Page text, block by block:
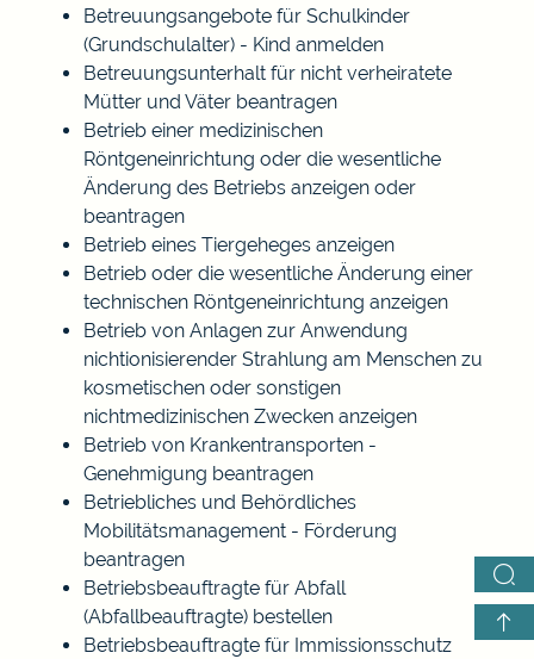
Betreuungsangebote für Schulkinder
(Grundschulalter) - Kind anmelden
Betreuungsunterhalt für nicht verheiratete
Mütter und Väter beantragen
Betrieb einer medizinischen
Röntgeneinrichtung oder die wesentliche
Änderung des Betriebs anzeigen oder
beantragen
Betrieb eines Tiergeheges anzeigen
Betrieb oder die wesentliche Änderung einer
technischen Röntgeneinrichtung anzeigen
Betrieb von Anlagen zur Anwendung
nichtionisierender Strahlung am Menschen zu
kosmetischen oder sonstigen
nichtmedizinischen Zwecken anzeigen
Betrieb von Krankentransporten -
Genehmigung beantragen
Betriebliches und Behördliches
Mobilitätsmanagement - Förderung
beantragen
Betriebsbeauftragte für Abfall
(Abfallbeauftragte) bestellen
Betriebsbeauftragte für Immissionsschutz